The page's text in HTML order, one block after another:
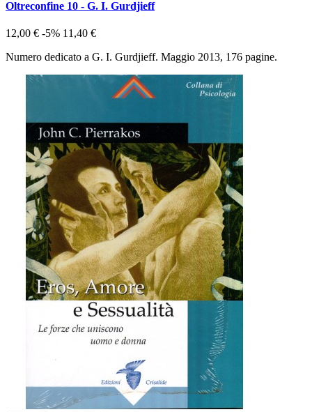
Oltreconfine 10 - G. I. Gurdjieff
12,00 € -5% 11,40 €
Numero dedicato a G. I. Gurdjieff. Maggio 2013, 176 pagine.